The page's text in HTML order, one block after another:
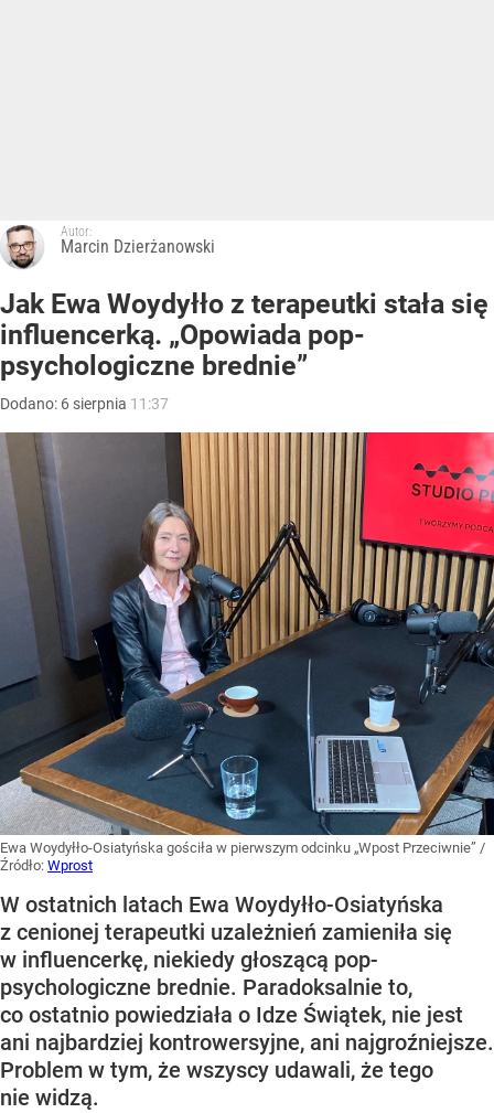
Autor:
Marcin Dzierżanowski
Jak Ewa Woydyłło z terapeutki stała się
influencerką. „Opowiada pop-
psychologiczne brednie”
Dodano: 6 sierpnia 11:37
Ewa Woydyłło-Osiatyńska gościła w pierwszym odcinku „Wpost Przeciwnie” /
Źródło: Wprost
W ostatnich latach Ewa Woydyłło-Osiatyńska
z cenionej terapeutki uzależnień zamieniła się
w influencerkę, niekiedy głoszącą pop-
psychologiczne brednie. Paradoksalnie to,
co ostatnio powiedziała o Idze Świątek, nie jest
ani najbardziej kontrowersyjne, ani najgroźniejsze.
Problem w tym, że wszyscy udawali, że tego
nie widzą.